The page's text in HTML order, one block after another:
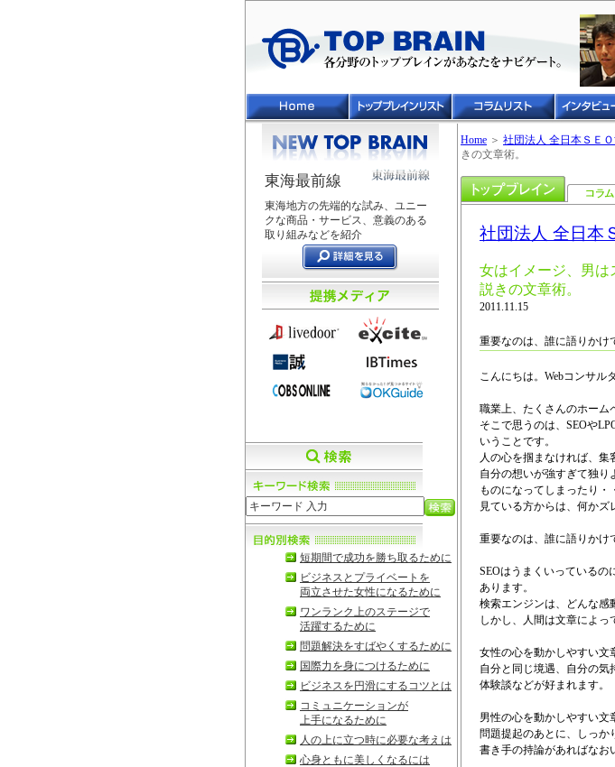
東海最前線
東海地方の先端的な試み、ユニー
クな商品・サービス、意義のある
取り組みなどを紹介
短期間で成功を勝ち取るために
ビジネスとプライベートを
両立させた女性になるために
ワンランク上のステージで
活躍するために
問題解決をすばやくするために
国際力を身につけるために
ビジネスを円滑にするコツとは
コミュニケーションが
上手になるために
人の上に立つ時に必要な考えは
心身ともに美しくなるには
Home ＞ 社団法人 全日本ＳＥ
きの文章術。
社団法人 全日本
女はイメージ、男は
説きの文章術。
2011.11.15
重要なのは、誰に語りかけ
こんにちは。Webコンサル
職業上、たくさんのホーム
そこで思うのは、SEOや
いうことです。
人の心を掴まなければ、集
自分の想いが強すぎて独り
ものになってしまったり・
見ている方からは、何かズ
重要なのは、誰に語りかけ
SEOはうまくいっているの
あります。
検索エンジンは、どんな感
しかし、人間は文章によっ
女性の心を動かしやすい文
自分と同じ境遇、自分の気
体験談などが好まれます。
男性の心を動かしやすい文
問題提起のあとに、しっか
書き手の持論があればなお